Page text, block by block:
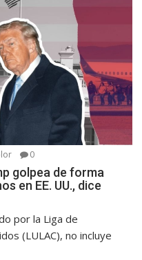
0
golpea de forma
en EE. UU., dice
por la Liga de
(LULAC), no incluye